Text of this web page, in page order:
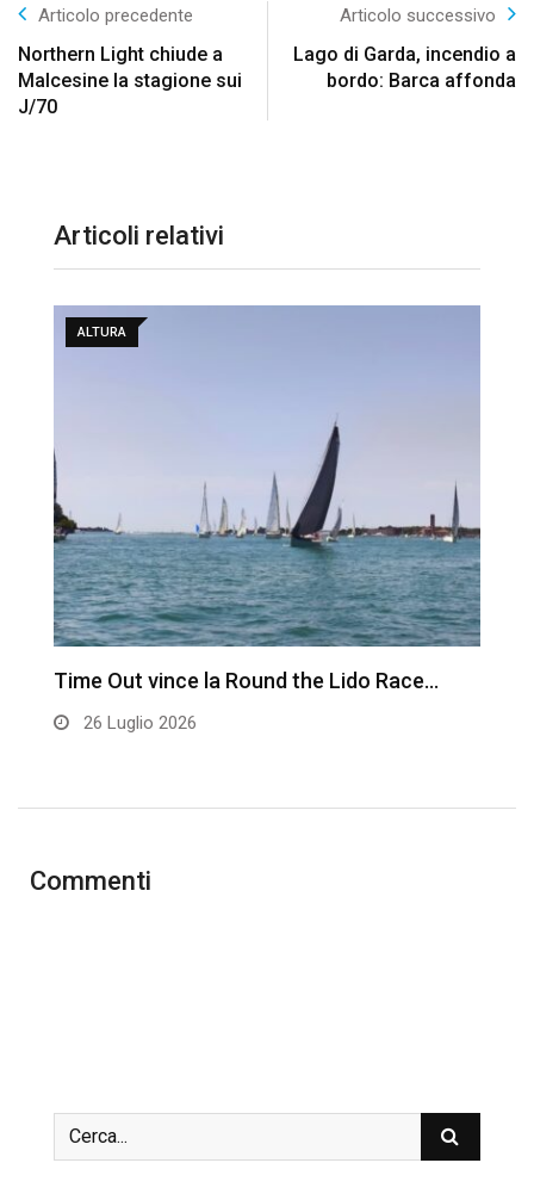
Articolo precedente
Northern Light chiude a
Malcesine la stagione sui
J/70
Articolo successivo
Lago di Garda, incendio a
bordo: Barca affonda
Articoli relativi
ALTURA
Time Out vince la Round the Lido Race…
26 Luglio 2026
Commenti